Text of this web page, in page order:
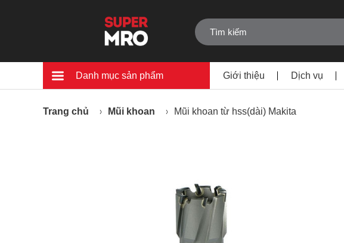
Danh mục sản phẩm Giới thiệu Dịch vụ
Trang chủ Mũi khoan Mũi khoan từ hss(dài) Makita